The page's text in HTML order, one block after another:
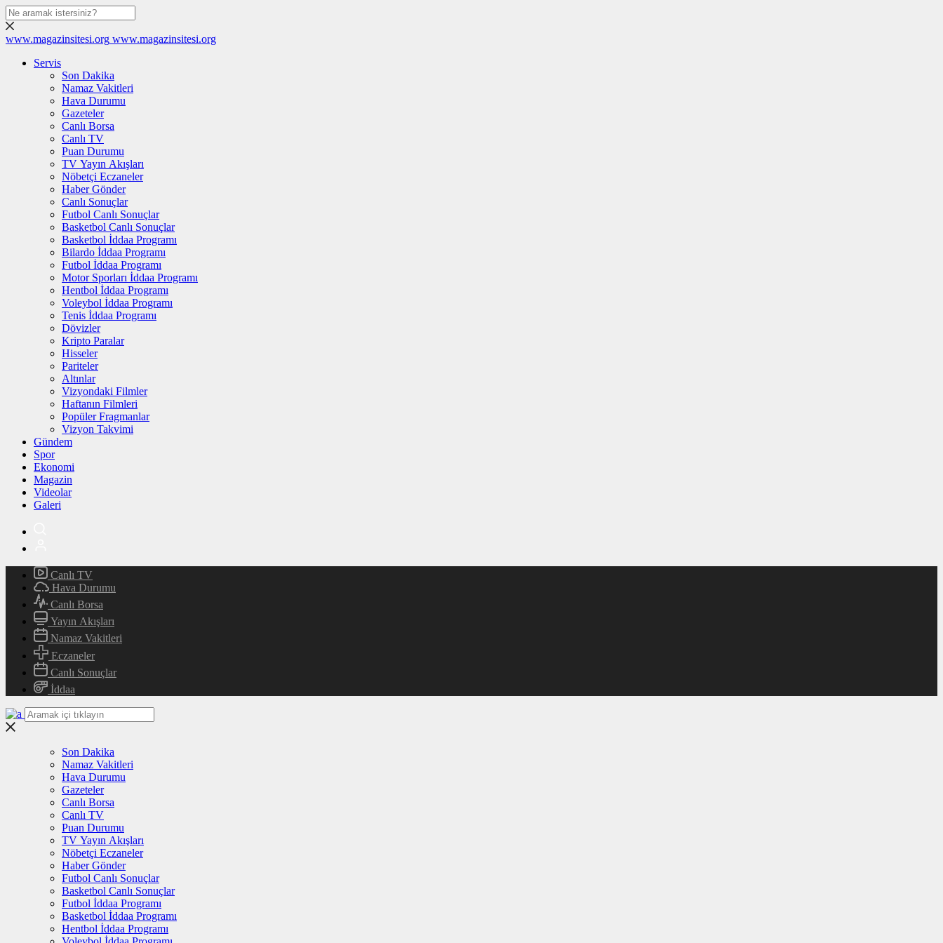
www.magazinsitesi.org www.magazinsitesi.org
Servis
Son Dakika
Namaz Vakitleri
Hava Durumu
Gazeteler
Canlı Borsa
Canlı TV
Puan Durumu
TV Yayın Akışları
Nöbetçi Eczaneler
Haber Gönder
Canlı Sonuçlar
Futbol Canlı Sonuçlar
Basketbol Canlı Sonuçlar
Basketbol İddaa Programı
Bilardo İddaa Programı
Futbol İddaa Programı
Motor Sporları İddaa Programı
Hentbol İddaa Programı
Voleybol İddaa Programı
Tenis İddaa Programı
Dövizler
Kripto Paralar
Hisseler
Pariteler
Altınlar
Vizyondaki Filmler
Haftanın Filmleri
Popüler Fragmanlar
Vizyon Takvimi
Gündem
Spor
Ekonomi
Magazin
Videolar
Galeri
Canlı TV
Hava Durumu
Canlı Borsa
Yayın Akışları
Namaz Vakitleri
Eczaneler
Canlı Sonuçlar
İddaa
Son Dakika
Namaz Vakitleri
Hava Durumu
Gazeteler
Canlı Borsa
Canlı TV
Puan Durumu
TV Yayın Akışları
Nöbetçi Eczaneler
Haber Gönder
Futbol Canlı Sonuçlar
Basketbol Canlı Sonuçlar
Futbol İddaa Programı
Basketbol İddaa Programı
Hentbol İddaa Programı